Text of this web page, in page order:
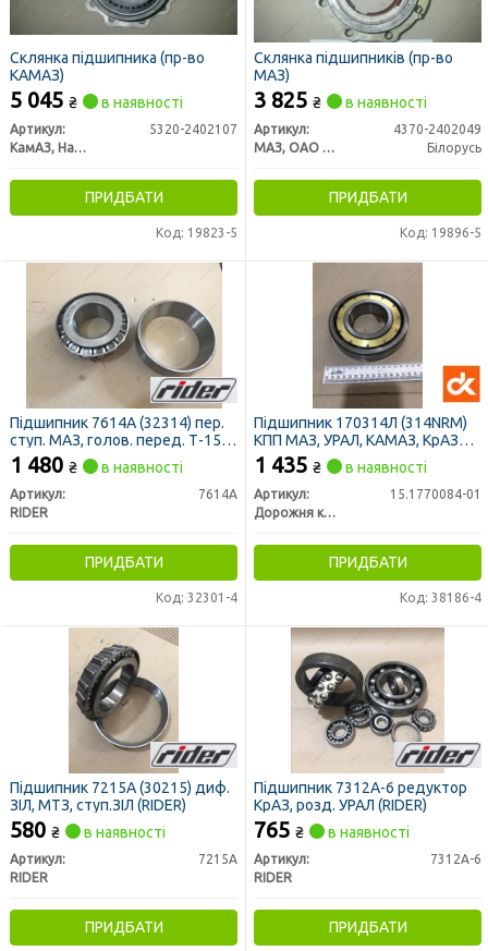
Склянка підшипника (пр-во
КАМАЗ)
5 045 ₴ в наявності
Артикул:
5320-2402107
КамАЗ, Набережные Челны
ПРИДБАТИ
Код: 19823-5
Склянка підшипників (пр-во
МАЗ)
3 825 ₴ в наявності
Артикул:
4370-2402049
МАЗ, ОАО «Минский автомобильный завод»
Білорусь
ПРИДБАТИ
Код: 19896-5
Підшипник 7614А (32314) пер.
ступ. МАЗ, голов. перед. Т-150
(RIDER)
1 480 ₴ в наявності
Артикул:
7614А
RIDER
ПРИДБАТИ
Код: 32301-4
Підшипник 170314Л (314NRM)
КПП МАЗ, УРАЛ, КАМАЗ, КрАЗ
(ДК)
1 435 ₴ в наявності
Артикул:
15.1770084-01
Дорожня карта
ПРИДБАТИ
Код: 38186-4
Підшипник 7215А (30215) диф.
ЗІЛ, МТЗ, ступ.ЗІЛ (RIDER)
580 ₴ в наявності
Артикул:
7215А
RIDER
ПРИДБАТИ
Підшипник 7312А-6 редуктор
КрАЗ, розд. УРАЛ (RIDER)
765 ₴ в наявності
Артикул:
7312А-6
RIDER
ПРИДБАТИ